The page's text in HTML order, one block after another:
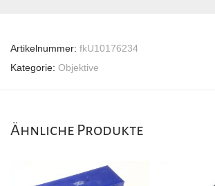
Artikelnummer: fkU10176234
Kategorie: Objektive
Ähnliche Produkte